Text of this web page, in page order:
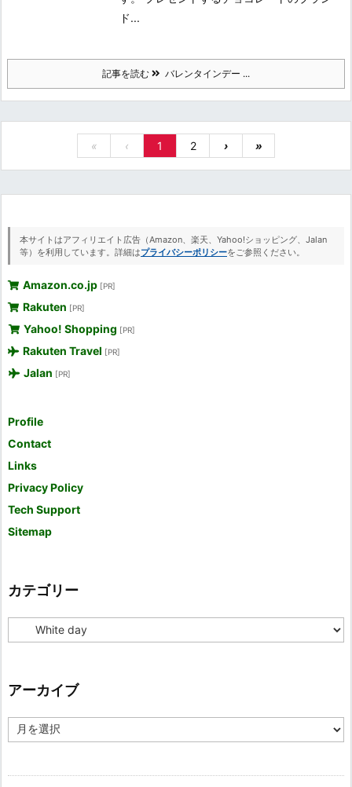
ド...
記事を読む バレンタインデー ...
« ‹ 1 2 › »
本サイトはアフィリエイト広告（Amazon、楽天、Yahoo!ショッピング、Jalan
等）を利用しています。詳細はプライバシーポリシーをご参照ください。
Amazon.co.jp [PR]
Rakuten [PR]
Yahoo! Shopping [PR]
Rakuten Travel [PR]
Jalan [PR]
Profile
Contact
Links
Privacy Policy
Tech Support
Sitemap
カテゴリー
テ
ー
アーカイブ
ー